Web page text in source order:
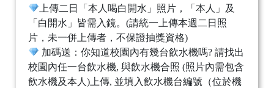
上傳二日「本人喝白開水」照片，「本人」及
「白開水」皆需入鏡。(請統一上傳本週二日照
片，未一併上傳者，不保證抽獎資格)
加碼送：你知道校園內有幾台飲水機嗎? 請找出
校園內任一台飲水機, 與飲水機合照 (照片內需包含
飲水機及本人)上傳, 並填入飲水機台編號（位於機